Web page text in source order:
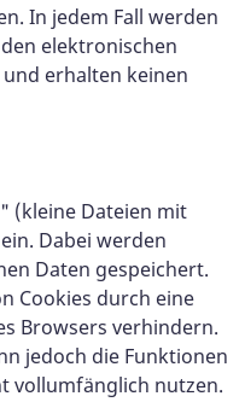
In jedem Fall werden
elektronischen
erhalten keinen
(kleine Dateien mit
Dabei werden
Daten gespeichert.
Cookies durch eine
Browsers verhindern.
jedoch die Funktionen
vollumfänglich nutzen.